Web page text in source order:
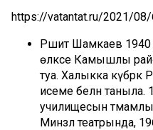
https://vatantat.ru/2021/
Рәшит Шамкаев
өлкәсе Камышлы
туа. Халыкка
исеме белән таныла.
училищесын
Минзәлә театрында,